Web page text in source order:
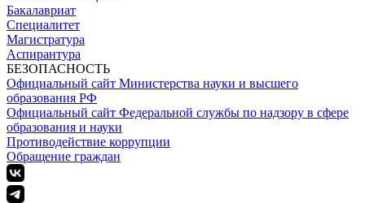
Бакалавриат
Специалитет
Магистратура
Аспирантура
БЕЗОПАСНОСТЬ
Официальный сайт Министерства науки и высшего
образования РФ
Официальный сайт Федеральной службы по надзору в сфере
образования и науки
Противодействие коррупции
Обращение граждан